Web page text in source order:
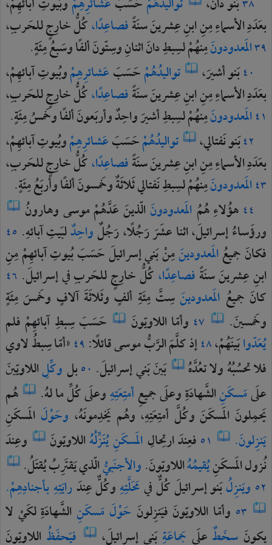
٣٨
بعَدَدِالأسماءِمِنِابنِعِشرينَسنَةًفصاعِدًا،كُلُّخارِجٍللحَربِ،
٣٩المَعدودونَمِنهُمْلسِبطِدانَاثنانِوسِتّونَألفًاوسَبعُمِئَةٍ.
٤٠بَنوأشيرَ، تواليدُهُمْحَسَبَعَشائرِهِمْوبُيوتِآبائهِمْ،
بعَدَدِالأسماءِمِنِابنِعِشرينَسنَةًفصاعِدًا،كُلُّخارِجٍللحَربِ،
٤١المَعدودونَمِنهُمْلسِبطِأشيرَواحِدٌوأربَعونَألفًاوخَمسُمِئَةٍ.
٤٢بَنونَفتالي، تواليدُهُمْحَسَبَعَشائرِهِمْوبُيوتِآبائهِمْ،
بعَدَدِالأسماءِمِنِابنِعِشرينَسنَةًفصاعِدًا،كُلُّخارِجٍللحَربِ،
٤٣المَعدودونَمِنهُمْلسِبطِنَفتاليثَلاثَةٌوخَمسونَألفًاوأربَعُمِئَةٍ.
٤٤ هؤُلاءِهُمُ المَعدودونَالّذينَعَدَّهُمْموسىوهارونُ
ورؤَساءُإسرائيلَ،اثناعشَرَرَجُلًا،رَجُلٌواحِدٌلبَيتِآبائهِ. ٤٥
فكانَجميعُالمَعدودينَمِنْبَنيإسرائيلَحَسَبَبُيوتِآبائهِمْمِنِ
ابنِعِشرينَسنَةًفصاعِدًا،كُلُّخارِجٍللحَربِفيإسرائيلَ. ٤٦
كانَ جميعُ المَعدودينَسِتَّمِئَةِ ألفٍوثَلاثَةَآلافٍ وخَمسَمِئَةٍ
وخَمسينَ.
٤٧ وأمّااللاويّونَ حَسَبَسِبطِآبائهِمْفلم
يُعَدّوابَينَهُمْ،٤٨إذكلَّمَالرَّبُّموسىقائلًا: ٤٩ «أمّاسِبطُلاوي
فلاتحسُبُهُولاتعُدَّهُ بَينَبَنيإسرائيلَ. ٥٠بلوكِّلِاللاويّينَ
علَىمَسكَنِالشَّهادَةِوعلَىجميعِأمتِعَتِهِوعلَىكُلِّمالهُ. هُم
يَحمِلونَ المَسكَنَوكُلَّ أمتِعَتِهِ،وهُم يَخدِمونَهُ، وحَوْلَ المَسكَنِ
يَنزِلونَ.
٥١ فعِندَارتِحالِالمَسكَنِيُنَزِّلُهُاللاويّونَ
وعِندَ
نُزولالمَسكَنِيُقيمُهُاللاويّونَ.والأجنَبيُّالّذييَقتَرِبُيُقتَلُ.
٥٢ ويَنزِلُبَنوإسرائيلَكُلٌّفيمَحَلَّتِهِوكُلٌّعِندَرايَتِهِبأجنادِهِمْ.
٥٣ وأمّااللاويّونَفيَنزِلونَ حَوْلَ مَسكَنِالشَّهادَةِلكَيْلا
يكونَ سخَطٌعلَى جَماعَةِبَنيإسرائيلَ، فيَحفَظُاللاويّونَ